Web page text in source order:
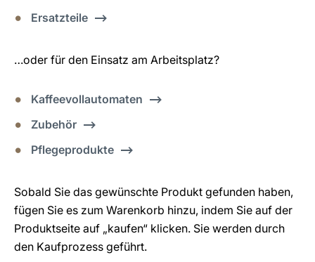
Ersatzteile
…oder für den Einsatz am Arbeitsplatz?
Kaffeevollautomaten
Zubehör
Pflegeprodukte
Sobald Sie das gewünschte Produkt gefunden haben,
fügen Sie es zum Warenkorb hinzu, indem Sie auf der
Produktseite auf „kaufen“ klicken. Sie werden durch
den Kaufprozess geführt.